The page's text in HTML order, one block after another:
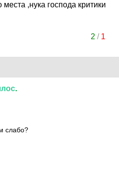
,нука господа критики
2 / 1
.
слабо?